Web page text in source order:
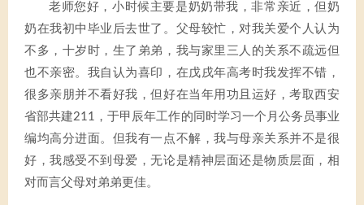
老师您好，小时候主要是奶奶带我，非常亲近，但奶
奶在我初中毕业后去世了。父母较忙，对我关爱个人认为
不多，十岁时，生了弟弟，我与家里三人的关系不疏远但
也不亲密。我自认为喜印，在戊戌年高考时我发挥不错，
很多亲朋并不看好我，但好在当年用功且运好，考取西安
省部共建211，于甲辰年工作的同时学习一个月公务员事业
编均高分进面。但我有一点不解，我与母亲关系并不是很
好，我感受不到母爱，无论是精神层面还是物质层面，相
对而言父母对弟弟更佳。